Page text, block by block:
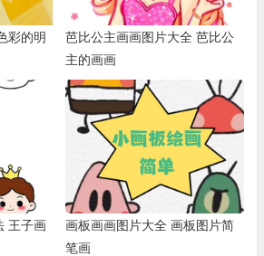
彩的明
芭比公主画画图片大全 芭比公
主的画画
王子画
画板画画图片大全 画板图片简
笔画